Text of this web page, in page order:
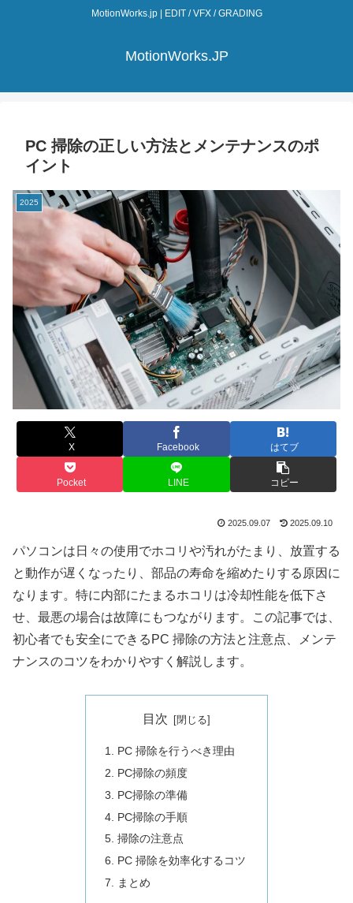
MotionWorks.jp | EDIT / VFX / GRADING
MotionWorks.JP
PC 掃除の正しい方法とメンテナンスのポ
イント
2025
X Facebook はてブ
Pocket LINE コピー
2025.09.07 2025.09.10
パソコンは日々の使用でホコリや汚れがたまり、放置する
と動作が遅くなったり、部品の寿命を縮めたりする原因に
なります。特に内部にたまるホコリは冷却性能を低下さ
せ、最悪の場合は故障にもつながります。この記事では、
初心者でも安全にできるPC 掃除の方法と注意点、メンテ
ナンスのコツをわかりやすく解説します。
目次
PC 掃除を行うべき理由
PC掃除の頻度
PC掃除の準備
PC掃除の手順
掃除の注意点
PC 掃除を効率化するコツ
まとめ